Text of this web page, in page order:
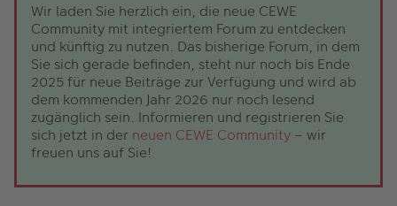
Wir laden Sie herzlich ein, die neue CEWE
Community mit integriertem Forum zu entdecken
und künftig zu nutzen. Das bisherige Forum, in dem
Sie sich gerade befinden, steht nur noch bis Ende
2025 für neue Beiträge zur Verfügung und wird ab
dem kommenden Jahr 2026 nur noch lesend
zugänglich sein. Informieren und registrieren Sie
sich jetzt in der neuen CEWE Community – wir
freuen uns auf Sie!